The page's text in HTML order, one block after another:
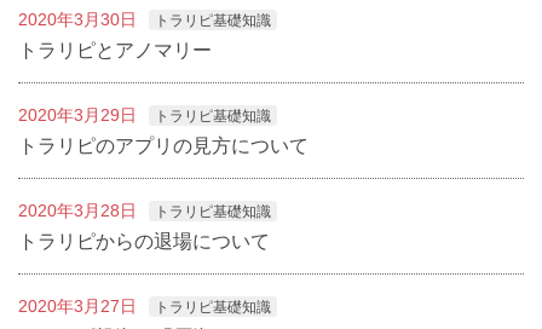
2020年3月30日 トラリピ基礎知識
トラリピとアノマリー
2020年3月29日 トラリピ基礎知識
トラリピのアプリの見方について
2020年3月28日 トラリピ基礎知識
トラリピからの退場について
2020年3月27日 トラリピ基礎知識